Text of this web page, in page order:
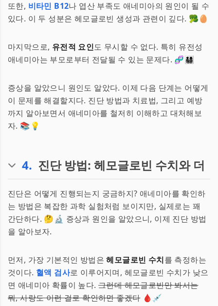
또한, 비타민 B12나 엽산 부족도 애네미아의 원인이 될 수
있다. 이 두 성분은 헤모글로빈 생성과 관련이 깊다. 🥦🥚
마지막으로, 유전적 요인도 무시할 수 없다. 특히 유전성
애네미아는 부모로부터 전달될 수 있는 문제다. 🧬👨‍👩‍👧‍👦
증상을 알았으니 원인도 알았다. 이제 다음 단계는 어떻게
이 문제를 해결할지다. 진단 방법과 치료법, 그리고 예방
까지 알아보면서 애네미아를 철저히 이해하고 대처해보
자. 📚💡
4. 진단 방법: 헤모글로빈 수치와 더
진단은 어떻게 진행되는지 궁금하지? 애네미아를 확인하
는 방법은 복잡한 과학 실험처럼 보이지만, 실제로는 꽤
간단하다. 🤔🔬 증상과 원인을 알았으니, 이제 진단 방법
을 알아보자.
먼저, 가장 기본적인 방법은헤모글로빈 수치를 측정하는
것이다. 혈액 검사로 이루어지며, 헤모글로빈 수치가 낮으
면 애네미아 확률이 높다. 그런데 헤모글로빈만 봐서는
뭐, 사랑도 이런 걸로 확인하면 좋겠다🩸💉